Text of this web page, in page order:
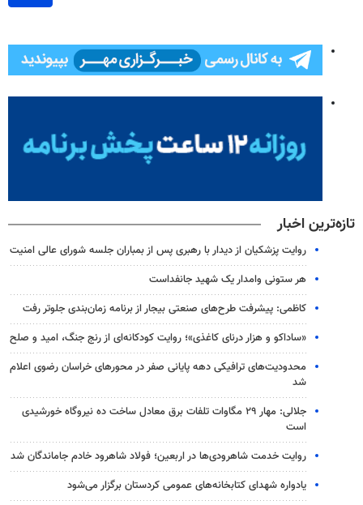
تازه‌ترین اخبار
روایت پزشکیان از دیدار با رهبری پس از بمباران جلسه شورای عالی امنیت
هر ستونی وامدار یک شهید جانفداست
کاظمی: پیشرفت طرح‌های صنعتی بیجار از برنامه زمان‌بندی جلوتر رفت
«ساداکو و هزار درنای کاغذی»؛ روایت کودکانه‌ای از رنج جنگ، امید و صلح
محدودیت‌های ترافیکی دهه پایانی صفر در محورهای خراسان رضوی اعلام
شد
جلالی: مهار ۲۹ مگاوات تلفات برق معادل ساخت ده نیروگاه خورشیدی
است
روایت خدمت شاهرودی‌ها در اربعین؛ فولاد شاهرود خادم جاماندگان شد
یادواره شهدای کتابخانه‌های عمومی کردستان برگزار می‌شود